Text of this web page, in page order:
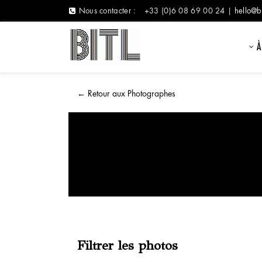
Nous contacter : +33 (0)6 08 69 00 24 |
← Retour aux Photographes
Filtrer les photos